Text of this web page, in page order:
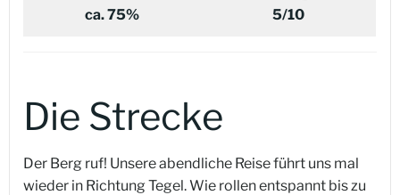
ca. 75%
5/10
Die Strecke
Der Berg ruf! Unsere abendliche Reise führt uns mal
wieder in Richtung Tegel. Wie rollen entspannt bis zu